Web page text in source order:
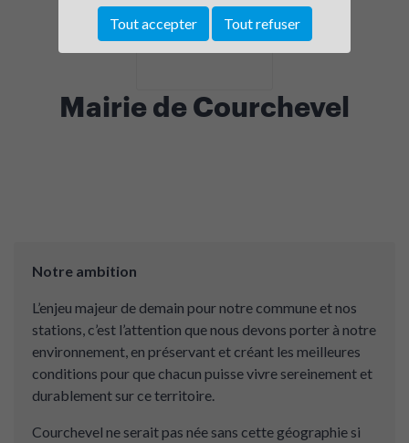
Mairie de Courchevel
Notre ambition
L’enjeu majeur de demain pour notre commune et nos
stations, c’est l’attention que nous devons porter à notre
environnement, en préservant et créant les meilleures
conditions pour que chacun puisse vivre sereinement et
durablement sur ce territoire.
Courchevel ne serait pas née sans cette géographie si
Tout accepter Tout refuser